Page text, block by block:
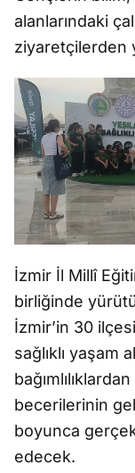
alanlarındaki
ziyaretçilerden
İzmir İl Millî
birliğinde
İzmir’in 30
sağlıklı yaşam
becerilerinin
boyunca
edecek.